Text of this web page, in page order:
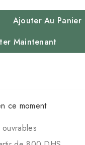
Ajouter Au Panier
Maintenant
ce moment
ouvrables